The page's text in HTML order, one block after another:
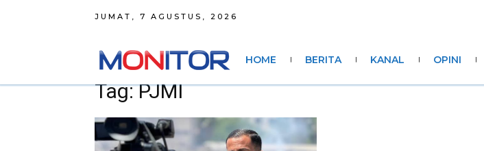
JUMAT, 7 AGUSTUS, 2026
HOME BERITA KANAL OPINI
Tag: PJMI